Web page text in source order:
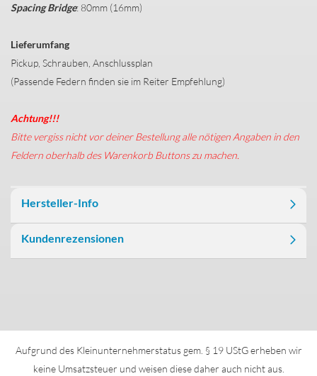
Spacing Bridge: 80mm (16mm)
Lieferumfang
Pickup, Schrauben, Anschlussplan
(Passende Federn finden sie im Reiter Empfehlung)
Achtung!!!
Bitte vergiss nicht vor deiner Bestellung alle nötigen Angaben in den
Feldern oberhalb des Warenkorb Buttons zu machen.
Hersteller-Info
Kundenrezensionen
Aufgrund des Kleinunternehmerstatus gem. § 19 UStG erheben wir
keine Umsatzsteuer und weisen diese daher auch nicht aus.